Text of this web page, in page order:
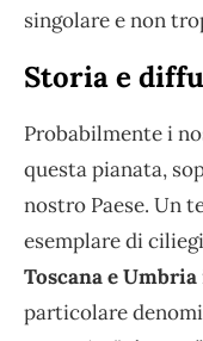
singolare e non
Storia e
Probabilmente i
questa pianata,
nostro Paese. Un
esemplare di
Toscana e Umbria
particolare